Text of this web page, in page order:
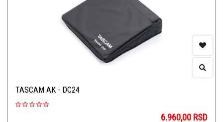
TASCAM AK - DC24
6.960,00 RSD